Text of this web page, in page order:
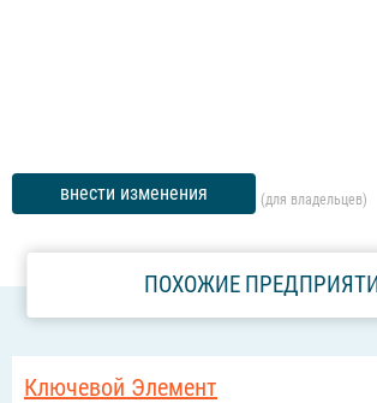
внести изменения (для владельцев)
ПОХОЖИЕ
Ключевой Элемент